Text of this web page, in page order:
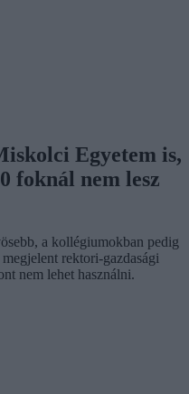
Egyetem is,
foknál nem lesz
a kollégiumokban pedig
rektori-gazdasági
nem lehet használni.